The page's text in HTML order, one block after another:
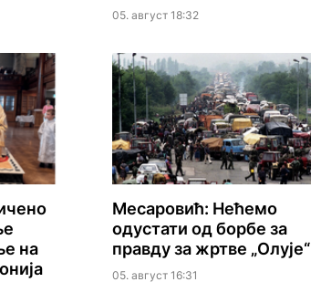
05. август 18:32
на
Месаровић: Нећемо
одустати од борбе за
правду за жртве „Олује“
05. август 16:31